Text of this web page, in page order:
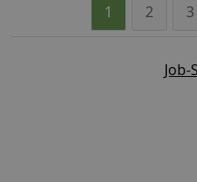
1 2 3